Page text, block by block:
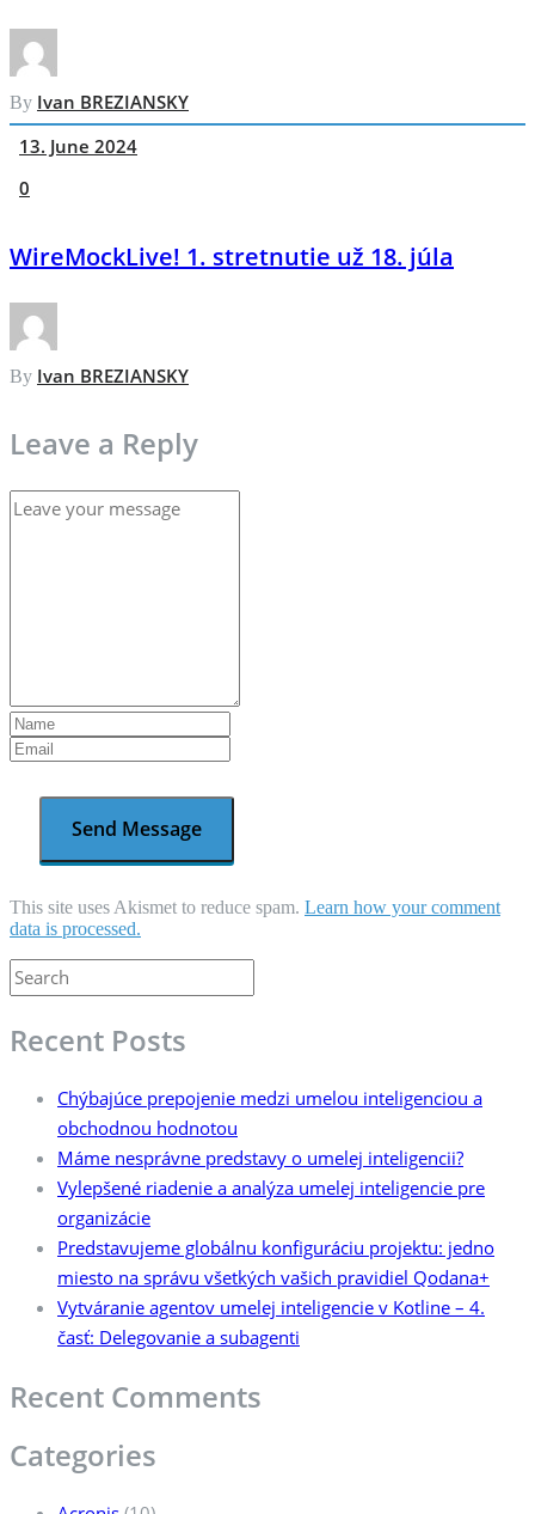
By Ivan BREZIANSKY
13. June 2024
0
WireMockLive! 1. stretnutie už 18. júla
By Ivan BREZIANSKY
Leave a Reply
This site uses Akismet to reduce spam. Learn how your comment
data is processed.
Recent Posts
Chýbajúce prepojenie medzi umelou inteligenciou a
obchodnou hodnotou
Máme nesprávne predstavy o umelej inteligencii?
Vylepšené riadenie a analýza umelej inteligencie pre
organizácie
Predstavujeme globálnu konfiguráciu projektu: jedno
miesto na správu všetkých vašich pravidiel Qodana+
Vytváranie agentov umelej inteligencie v Kotline – 4.
časť: Delegovanie a subagenti
Recent Comments
Categories